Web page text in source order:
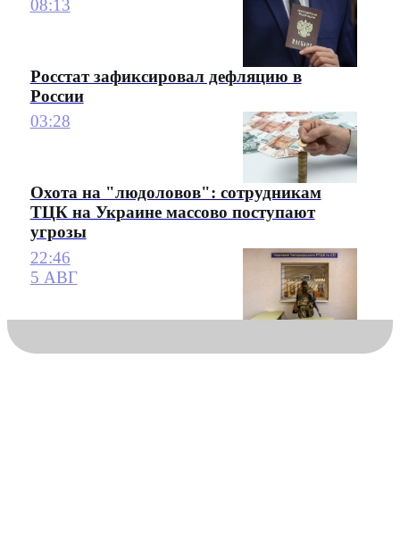
08:13
Росстат зафиксировал дефляцию в
России
03:28
Охота на "людоловов": сотрудникам
ТЦК на Украине массово поступают
угрозы
22:46
5 АВГ